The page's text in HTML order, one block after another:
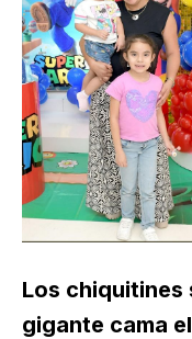
Los chiquitines
gigante cama